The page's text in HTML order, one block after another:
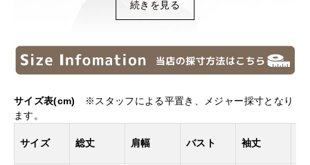
続きを見る
サイズ表(cm)
※スタッフによる平置き、メジャー採寸となり
ます。
サイズ 総丈 肩幅 バスト 袖丈